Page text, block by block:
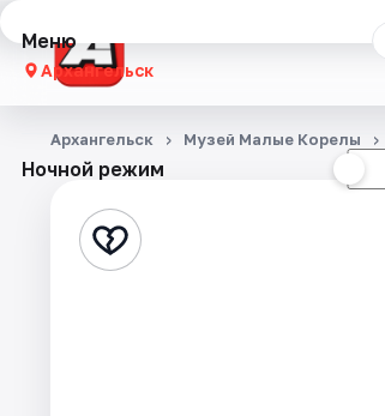
Меню
Архангельск
Концерты
Стендап
Ночной режим
Архангельск Музей Малые Корелы